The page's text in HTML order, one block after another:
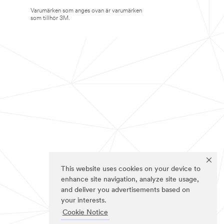
This website uses cookies on your device to
enhance site navigation, analyze site usage,
and deliver you advertisements based on
your interests.
Cookie Notice
Varumärken som anges ovan är varumärken
som tillhör 3M.